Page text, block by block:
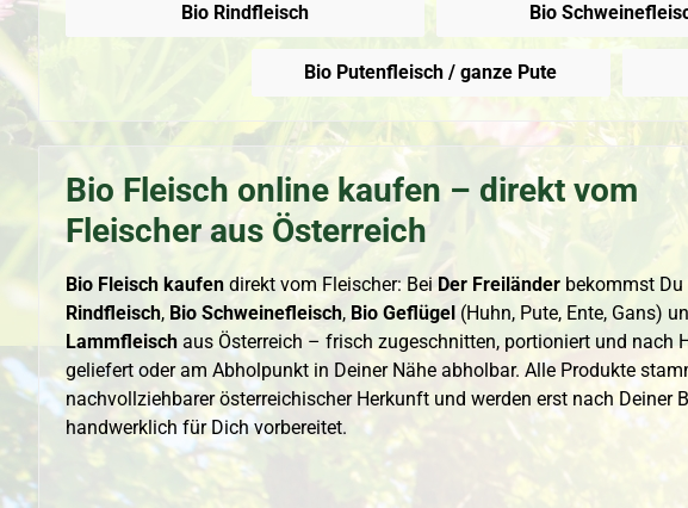
Bio Rindfleisch Bio
Bio Putenfleisch / ganze Pute
Bio Fleisch online kaufen – direkt vom
Fleischer aus Österreich
Bio Fleisch kaufen direkt vom Fleischer: Bei Der Freiländer bekommst Du
Rindfleisch, Bio Schweinefleisch, Bio Geflügel (Huhn, Pute, Ente, Gans)
Lammfleisch aus Österreich – frisch zugeschnitten, portioniert und nach
geliefert oder am Abholpunkt in Deiner Nähe abholbar. Alle Produkte
nachvollziehbarer österreichischer Herkunft und werden erst nach Deiner
handwerklich für Dich vorbereitet.